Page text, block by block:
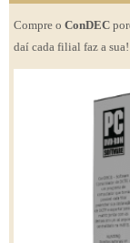
Compre o ConDEC
daí cada filial faz a sua!